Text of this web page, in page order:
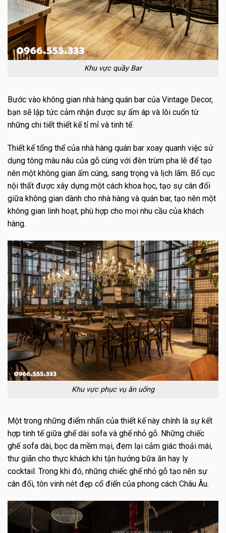
Khu vực quầy Bar
Bước vào không gian nhà hàng quán bar của Vintage Decor,
bạn sẽ lập tức cảm nhận được sự ấm áp và lôi cuốn từ
những chi tiết thiết kế tỉ mỉ và tinh tế.
Thiết kế tổng thể của nhà hàng quán bar xoay quanh việc sử
dụng tông màu nâu của gỗ cùng với đèn trùm pha lê để tạo
nên một không gian ấm cúng, sang trọng và lịch lãm. Bố cục
nội thất được xây dựng một cách khoa học, tạo sự cân đối
giữa không gian dành cho nhà hàng và quán bar, tạo nên một
không gian linh hoạt, phù hợp cho mọi nhu cầu của khách
hàng.
Khu vực phục vụ ăn uống
Một trong những điểm nhấn của thiết kế này chính là sự kết
hợp tinh tế giữa ghế dài sofa và ghế nhỏ gỗ. Những chiếc
ghế sofa dài, bọc da mềm mại, đem lại cảm giác thoải mái,
thư giãn cho thực khách khi tận hưởng bữa ăn hay ly
cocktail. Trong khi đó, những chiếc ghế nhỏ gỗ tạo nên sự
cân đối, tôn vinh nét đẹp cổ điển của phong cách Châu Âu.